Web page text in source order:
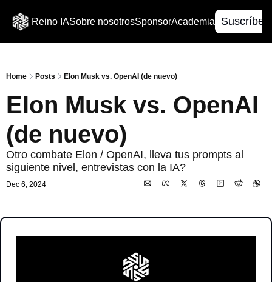
Reino IASobre nosotrosSponsorAcademia
Home Posts Elon Musk vs. OpenAI (de nuevo)
Elon Musk vs. OpenAI
(de nuevo)
Otro combate Elon / OpenAI, lleva tus prompts al
siguiente nivel, entrevistas con la IA?
Dec 6, 2024